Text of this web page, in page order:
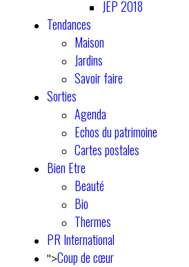
JEP 2018
Tendances
Maison
Jardins
Savoir faire
Sorties
Agenda
Echos du patrimoine
Cartes postales
Bien Etre
Beauté
Bio
Thermes
PR International
">Coup de cœur